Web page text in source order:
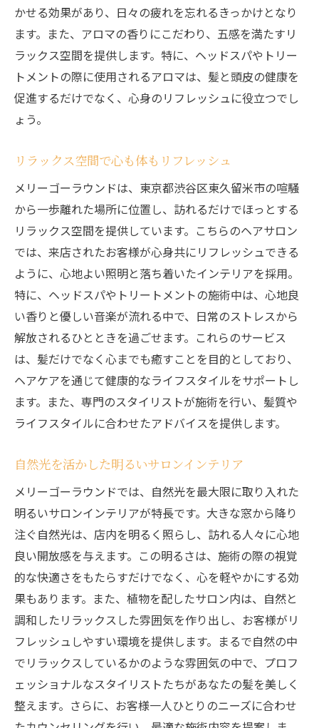
かせる効果があり、日々の疲れを忘れるきっかけとなり
ます。また、アロマの香りにこだわり、五感を満たすリ
ラックス空間を提供します。特に、ヘッドスパやトリー
トメントの際に使用されるアロマは、髪と頭皮の健康を
促進するだけでなく、心身のリフレッシュに役立つでし
ょう。
リラックス空間で心も体もリフレッシュ
メリーゴーラウンドは、東京都渋谷区東久留米市の喧騒
から一歩離れた場所に位置し、訪れるだけでほっとする
リラックス空間を提供しています。こちらのヘアサロン
では、来店されたお客様が心身共にリフレッシュできる
ように、心地よい照明と落ち着いたインテリアを採用。
特に、ヘッドスパやトリートメントの施術中は、心地良
い香りと優しい音楽が流れる中で、日常のストレスから
解放されるひとときを過ごせます。これらのサービス
は、髪だけでなく心までも癒すことを目的としており、
ヘアケアを通じて健康的なライフスタイルをサポートし
ます。また、専門のスタイリストが施術を行い、髪質や
ライフスタイルに合わせたアドバイスを提供します。
自然光を活かした明るいサロンインテリア
メリーゴーラウンドでは、自然光を最大限に取り入れた
明るいサロンインテリアが特長です。大きな窓から降り
注ぐ自然光は、店内を明るく照らし、訪れる人々に心地
良い開放感を与えます。この明るさは、施術の際の視覚
的な快適さをもたらすだけでなく、心を軽やかにする効
果もあります。また、植物を配したサロン内は、自然と
調和したリラックスした雰囲気を作り出し、お客様がリ
フレッシュしやすい環境を提供します。まるで自然の中
でリラックスしているかのような雰囲気の中で、プロフ
ェッショナルなスタイリストたちがあなたの髪を美しく
整えます。さらに、お客様一人ひとりのニーズに合わせ